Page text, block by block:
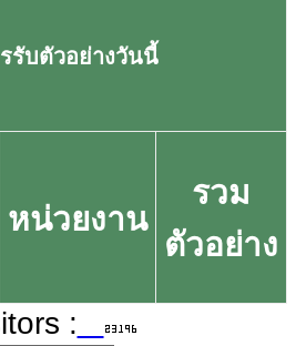
รับตัวอย่างวันนี้
หน่วยงาน
รวม
ตัวอย่าง
: